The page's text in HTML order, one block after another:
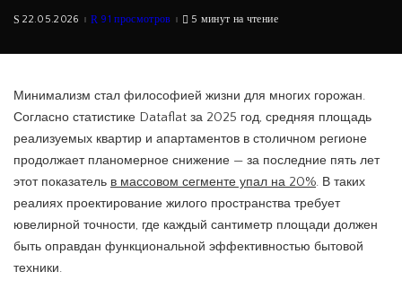
22.05.2026 91 просмотров 5 минут на чтение
Минимализм стал философией жизни для многих горожан.
Согласно статистике Dataflat за 2025 год, средняя площадь
реализуемых квартир и апартаментов в столичном регионе
продолжает планомерное снижение — за последние пять лет
этот показатель в массовом сегменте упал на 20%. В таких
реалиях проектирование жилого пространства требует
ювелирной точности, где каждый сантиметр площади должен
быть оправдан функциональной эффективностью бытовой
техники.